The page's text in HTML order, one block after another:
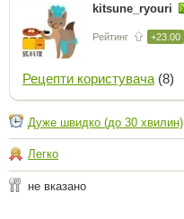
kitsune_ryouri
Рейтинг +23.00
Рецепти користувача (8)
Дуже швидко (до 30 хвилин)
Легко
не вказано